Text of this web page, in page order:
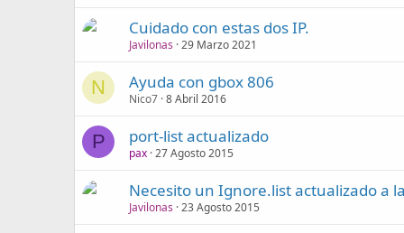
Cuidado con estas dos IP.
Javilonas 29 Marzo 2021
N Ayuda con gbox 806
Nico7 8 Abril 2016
P port-list actualizado
pax 27 Agosto 2015
Necesito un Ignore.list actualizado a
Javilonas 23 Agosto 2015